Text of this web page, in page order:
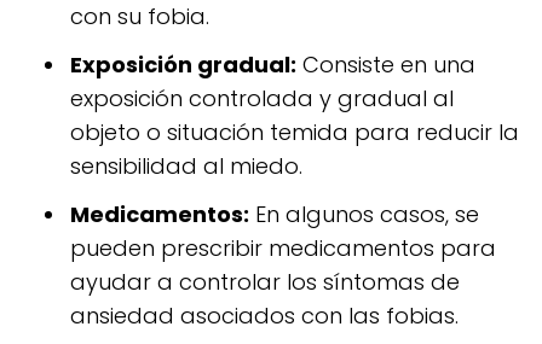
con su fobia.
Exposición gradual: Consiste en una
exposición controlada y gradual al
objeto o situación temida para reducir la
sensibilidad al miedo.
Medicamentos: En algunos casos, se
pueden prescribir medicamentos para
ayudar a controlar los síntomas de
ansiedad asociados con las fobias.